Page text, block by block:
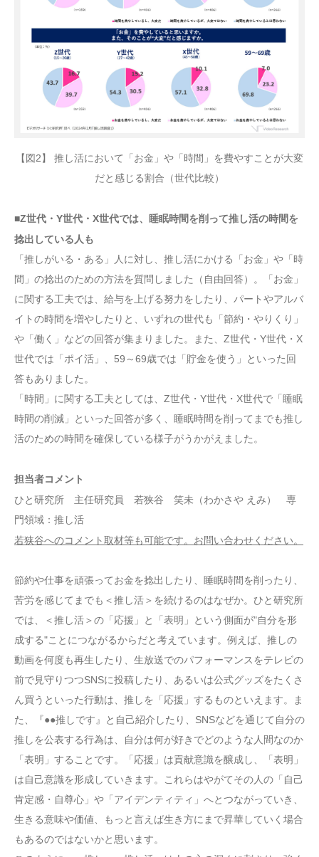
【図2】 推し活において「お金」や「時間」を費やすことが大変
だと感じる割合（世代比較）
■Z世代・Y世代・X世代では、睡眠時間を削って推し活の時間を
捻出している人も
「推しがいる・ある」人に対し、推し活にかける「お金」や「時
間」の捻出のための方法を質問しました（自由回答）。「お金」
に関する工夫では、給与を上げる努力をしたり、パートやアルバ
イトの時間を増やしたりと、いずれの世代も「節約・やりくり」
や「働く」などの回答が集まりました。また、Z世代・Y世代・X
世代では「ポイ活」、59～69歳では「貯金を使う」といった回
答もありました。
「時間」に関する工夫としては、Z世代・Y世代・X世代で「睡眠
時間の削減」といった回答が多く、睡眠時間を削ってまでも推し
活のための時間を確保している様子がうかがえました。
担当者コメント
ひと研究所 主任研究員 若狭谷 笑未（わかさや えみ） 専
門領域：推し活
若狭谷へのコメント取材等も可能です。お問い合わせください。
節約や仕事を頑張ってお金を捻出したり、睡眠時間を削ったり、
苦労を感じてまでも＜推し活＞を続けるのはなぜか。ひと研究所
では、＜推し活＞の「応援」と「表明」という側面が"自分を形
成する"ことにつながるからだと考えています。例えば、推しの
動画を何度も再生したり、生放送でのパフォーマンスをテレビの
前で見守りつつSNSに投稿したり、あるいは公式グッズをたくさ
ん買うといった行動は、推しを「応援」するものといえます。ま
た、『●●推しです』と自己紹介したり、SNSなどを通じて自分の
推しを公表する行為は、自分は何が好きでどのような人間なのか
「表明」することです。「応援」は貢献意識を醸成し、「表明」
は自己意識を形成していきます。これらはやがてその人の「自己
肯定感・自尊心」や「アイデンティティ」へとつながっていき、
生きる意味や価値、もっと言えば生き方にまで昇華していく場合
もあるのではないかと思います。